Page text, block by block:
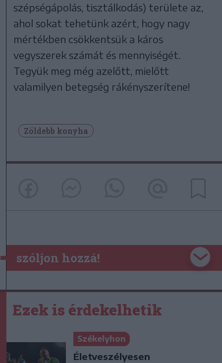
szépségápolás, tisztálkodás) területe az,
ahol sokat tehetünk azért, hogy nagy
mértékben csökkentsük a káros
vegyszerek számát és mennyiségét.
Tegyük meg még azelőtt, mielőtt
valamilyen betegség rákényszerítene!
Zöldebb konyha
szóljon hozzá!
Ezek is érdekelhetik
Székelyhon
Életveszélyesen